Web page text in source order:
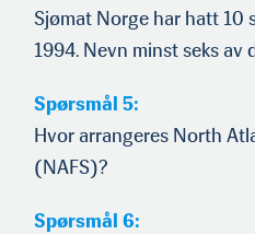
Sjømat Norge har hatt 10
1994. Nevn minst seks av
Spørsmål 5:
Hvor arrangeres North
(NAFS)?
Spørsmål 6: